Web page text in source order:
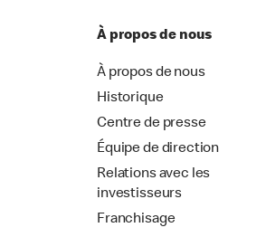
À propos de nous
À propos de nous
Historique
Centre de presse
Équipe de direction
Relations avec les
investisseurs
Franchisage